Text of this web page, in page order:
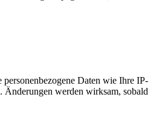
Daten wie Ihre IP-
Änderungen werden wirksam, sobald